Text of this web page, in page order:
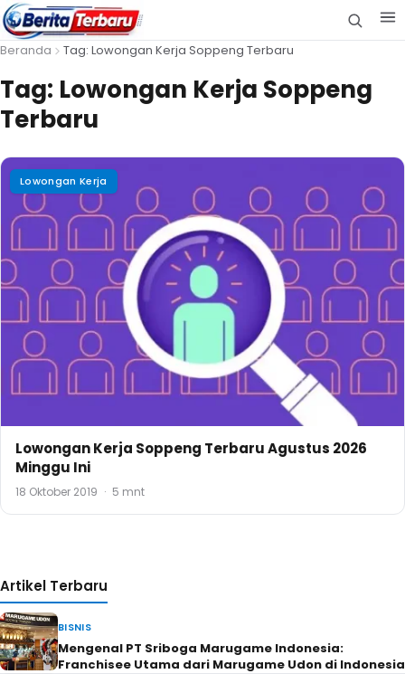
Beranda Tag: Lowongan Kerja Soppeng Terbaru
Tag: Lowongan Kerja Soppeng
Terbaru
Lowongan Kerja
Lowongan Kerja Soppeng Terbaru Agustus 2026
Minggu Ini
18 Oktober 2019 · 5 mnt
Artikel Terbaru
BISNIS
Mengenal PT Sriboga Marugame Indonesia:
Franchisee Utama dari Marugame Udon di Indonesia